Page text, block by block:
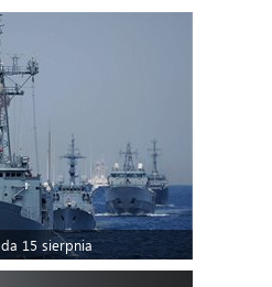
15 sierpnia